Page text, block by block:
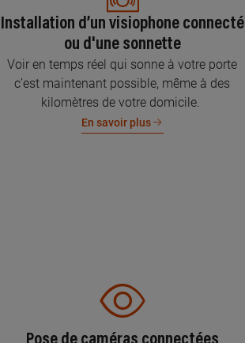
Installation d’un visiophone connecté
ou d'une sonnette
Voir en temps réel qui sonne à votre porte
c’est maintenant possible, même à des
kilomètres de votre domicile.
En savoir plus